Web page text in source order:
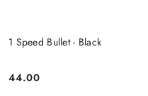
1 Speed Bullet - Black
Cena:
44.00